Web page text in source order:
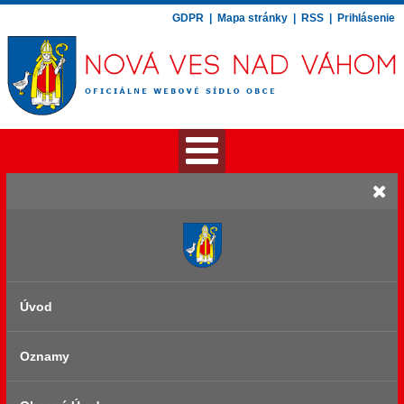
GDPR Mapa stránky RSS Prihlásenie
Úvod
Oznamy